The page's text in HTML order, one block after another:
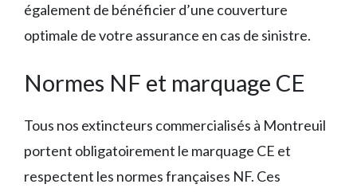
également de bénéficier d’une couverture
optimale de votre assurance en cas de sinistre.
Normes NF et marquage CE
Tous nos extincteurs commercialisés à Montreuil
portent obligatoirement le marquage CE et
respectent les normes françaises NF. Ces